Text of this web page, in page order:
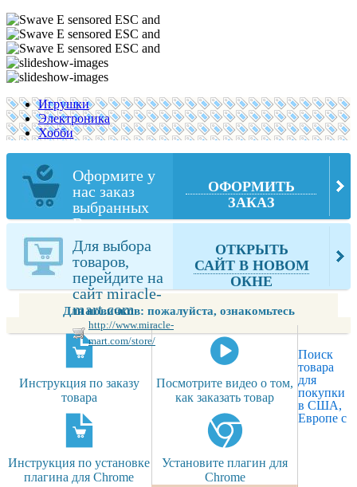
Игрушки
Электроника
Хобби
Оформите у
нас заказ
выбранных
Вами товаров
из miracle-
mart.com
ОФОРМИТЬ
ЗАКАЗ
Для выбора
товаров,
перейдите на
сайт miracle-
mart.com
http://www.miracle-
mart.com/store/
ОТКРЫТЬ
САЙТ В НОВОМ
ОКНЕ
Для новичков: пожалуйста, ознакомьтесь
Инструкция по заказу
товара
Посмотрите видео о том,
как заказать товар
Инструкция по установке
плагина для Chrome
Установите плагин для
Chrome
Поиск
товара
для
покупки
в США,
Европе с